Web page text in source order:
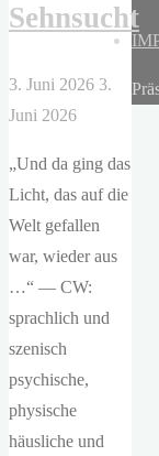
Sehnsucht
3. Juni 2026 3.
Juni 2026
„Und da ging das
Licht, das auf die
Welt gefallen
war, wieder aus
…“ — CW:
sprachlich und
szenisch
psychische,
physische
häusliche und